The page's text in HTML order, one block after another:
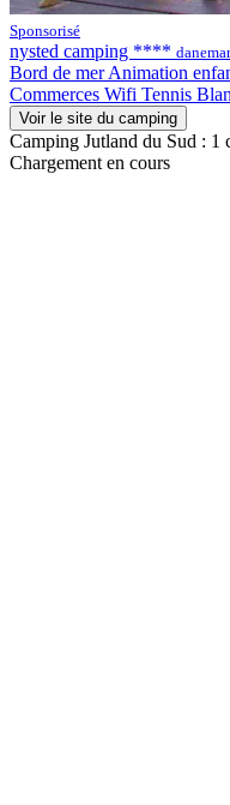
Sponsorisé
nysted camping ****
Bord de merAnimation
Commerces Wifi Tennis
Voir le site du camping
Camping Jutland du Sud : 1
Chargement en cours